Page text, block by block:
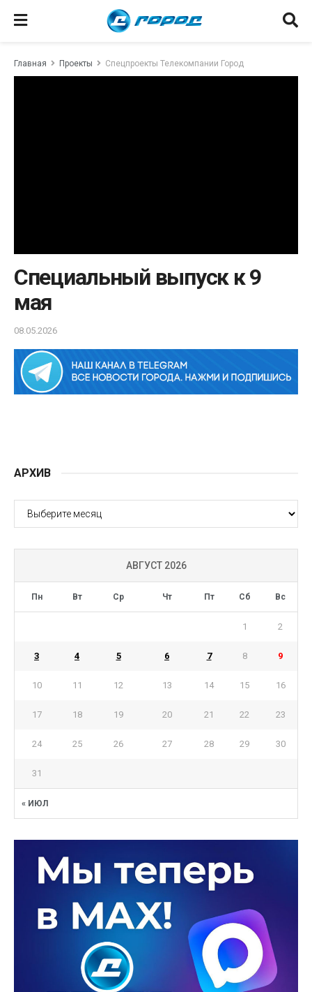
Главная Проекты Спецпроекты Телекомпании Город
Специальный выпуск к 9
мая
08.05.2026
АРХИВ
АРХИВ
АВГУСТ 2026
Пн Вт Ср Чт Пт Сб Вс
« ИЮЛ
1 2
3 4 5 6 7 8 9
10 11 12 13 14 15 16
17 18 19 20 21 22 23
24 25 26 27 28 29 30
31